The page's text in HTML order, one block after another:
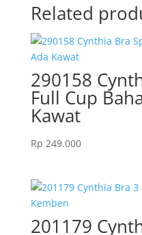
Related
290158
Full Cup
Kawat
Rp 249.000
201179